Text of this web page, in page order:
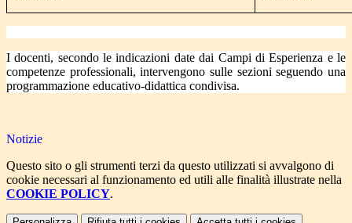
I docenti, secondo le indicazioni date dai Campi di Esperienza e le
competenze professionali, intervengono sulle sezioni seguendo una
programmazione educativo-didattica condivisa.
Notizie
Questo sito o gli strumenti terzi da questo utilizzati si avvalgono di
cookie necessari al funzionamento ed utili alle finalità illustrate nella
COOKIE POLICY.